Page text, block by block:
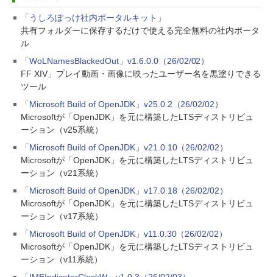
「うしろぽっけ社内ポータルキット」
共有フォルダーに保存するだけで使える完全無料の社内ポータ
ル
「WoLNamesBlackedOut」v1.6.0.0（26/02/02）
FF XIV」プレイ動画・画像に映ったユーザー名を黒塗りできる
ツール
「Microsoft Build of OpenJDK」v25.0.2（26/02/02）
Microsoftが「OpenJDK」を元に構築したLTSディストリビュ
ーション（v25系統）
「Microsoft Build of OpenJDK」v21.0.10（26/02/02）
Microsoftが「OpenJDK」を元に構築したLTSディストリビュ
ーション（v21系統）
「Microsoft Build of OpenJDK」v17.0.18（26/02/02）
Microsoftが「OpenJDK」を元に構築したLTSディストリビュ
ーション（v17系統）
「Microsoft Build of OpenJDK」v11.0.30（26/02/02）
Microsoftが「OpenJDK」を元に構築したLTSディストリビュ
ーション（v11系統）